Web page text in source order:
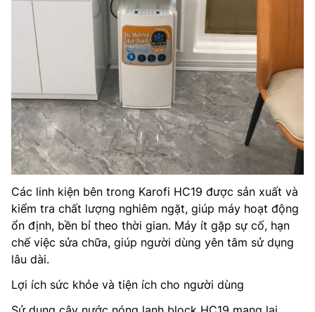
Các linh kiện bên trong Karofi HC19 được sản xuất và
kiểm tra chất lượng nghiêm ngặt, giúp máy hoạt động
ổn định, bền bỉ theo thời gian. Máy ít gặp sự cố, hạn
chế việc sửa chữa, giúp người dùng yên tâm sử dụng
lâu dài.
Lợi ích sức khỏe và tiện ích cho người dùng